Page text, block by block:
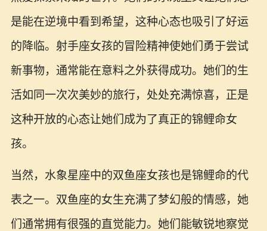
是能在逆境中看到希望，这种心态也吸引了好运
的降临。射手座女孩的冒险精神使她们勇于尝试
新事物，通常能在意料之外获得成功。她们的生
活如同一次次美妙的旅行，处处充满惊喜，正是
这种开放的心态让她们成为了真正的锦鲤命女
孩。
当然，水象星座中的双鱼座女孩也是锦鲤命的代
表之一。双鱼座的女生充满了梦幻般的情感，她
们通常拥有很强的直觉能力。她们能敏锐地察觉